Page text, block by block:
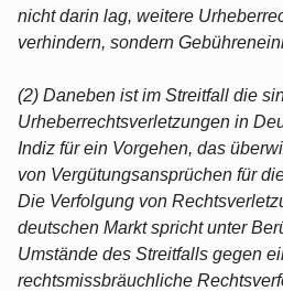
nicht darin lag, weitere
verhindern, sondern
(2) Daneben ist im Streitfall die
Urheberrechtsverletzungen in
Indiz für ein Vorgehen, das
von Vergütungsansprüchen für
Die Verfolgung von
deutschen Markt spricht unter
Umstände des Streitfalls gegen
rechtsmissbräuchliche